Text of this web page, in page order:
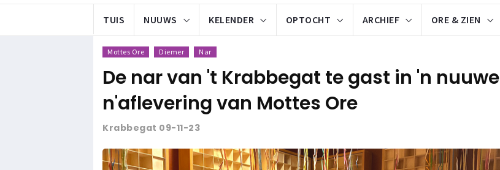
TUIS NUUWS KELENDER OPTOCHT ARCHIEF ORE & ZIEN
Mottes Ore Diemer Nar
De nar van 't Krabbegat te gast in 'n nuuwe
n'aflevering van Mottes Ore
Krabbegat 09-11-23